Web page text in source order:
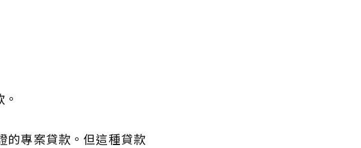
的專案貸款。但這種貸款